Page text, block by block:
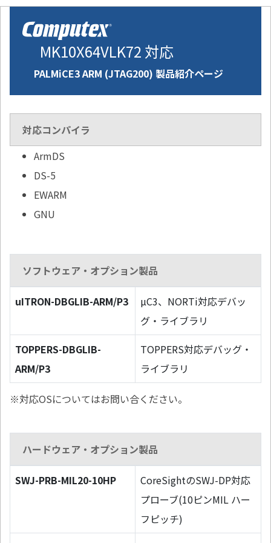
MK10X64VLK72 対応
PALMiCE3 ARM (JTAG200) 製品紹介ページ
対応コンパイラ
ArmDS
DS-5
EWARM
GNU
ソフトウェア・オプション製品
uITRON-DBGLIB-ARM/P3
µC3、NORTi対応デバッ
グ・ライブラリ
TOPPERS-DBGLIB-
ARM/P3
TOPPERS対応デバッグ・
ライブラリ
※対応OSについてはお問い合ください。
ハードウェア・オプション製品
SWJ-PRB-MIL20-10HP
CoreSightのSWJ-DP対応
プローブ(10ピンMIL ハー
フピッチ)